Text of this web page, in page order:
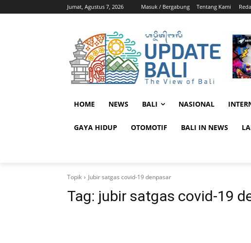
Jumat, Agustus 7, 2026 Masuk / Bergabung Tentang Kami
HOME NEWS BALI NASIONAL
GAYA HIDUP OTOMOTIF BALI IN NEWS
Topik Jubir satgas covid-19 denpasar
Tag: jubir satgas covid-19